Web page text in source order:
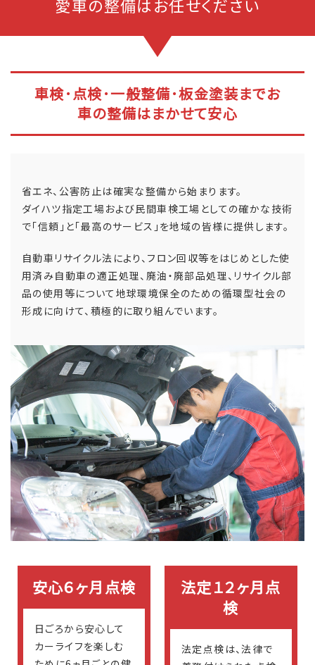
愛車の整備はお任せください
車検･点検･一般整備･板金塗装までお
車の整備はまかせて安心
省エネ、公害防止は確実な整備から始まります。
ダイハツ指定工場および民間車検工場としての確かな技術
で「信頼」と「最高のサービス」を地域の皆様に提供します。
自動車リサイクル法により、フロン回収等をはじめとした使
用済み自動車の適正処理、廃油・廃部品処理、リサイクル部
品の使用等について地球環境保全のための循環型社会の
形成に向けて、積極的に取り組んでいます。
安心６ヶ月点検
日ごろから安心して
カーライフを楽しむ
法定１２ヶ月点
検
法定点検は、法律で